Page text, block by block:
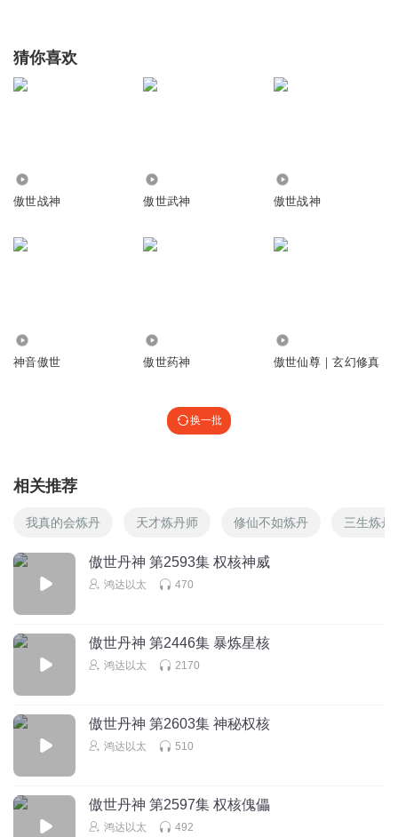
猜你喜欢
傲世战神 傲世武神 傲世战神
神音傲世 傲世药神 傲世仙尊｜玄幻修真
换一批
相关推荐
我真的会炼丹 天才炼丹师 修仙不如炼丹 三生炼丹
傲世丹神 第2593集 权核神威
鸿达以太 470
傲世丹神 第2446集 暴炼星核
鸿达以太 2170
傲世丹神 第2603集 神秘权核
鸿达以太 510
傲世丹神 第2597集 权核傀儡
鸿达以太 492